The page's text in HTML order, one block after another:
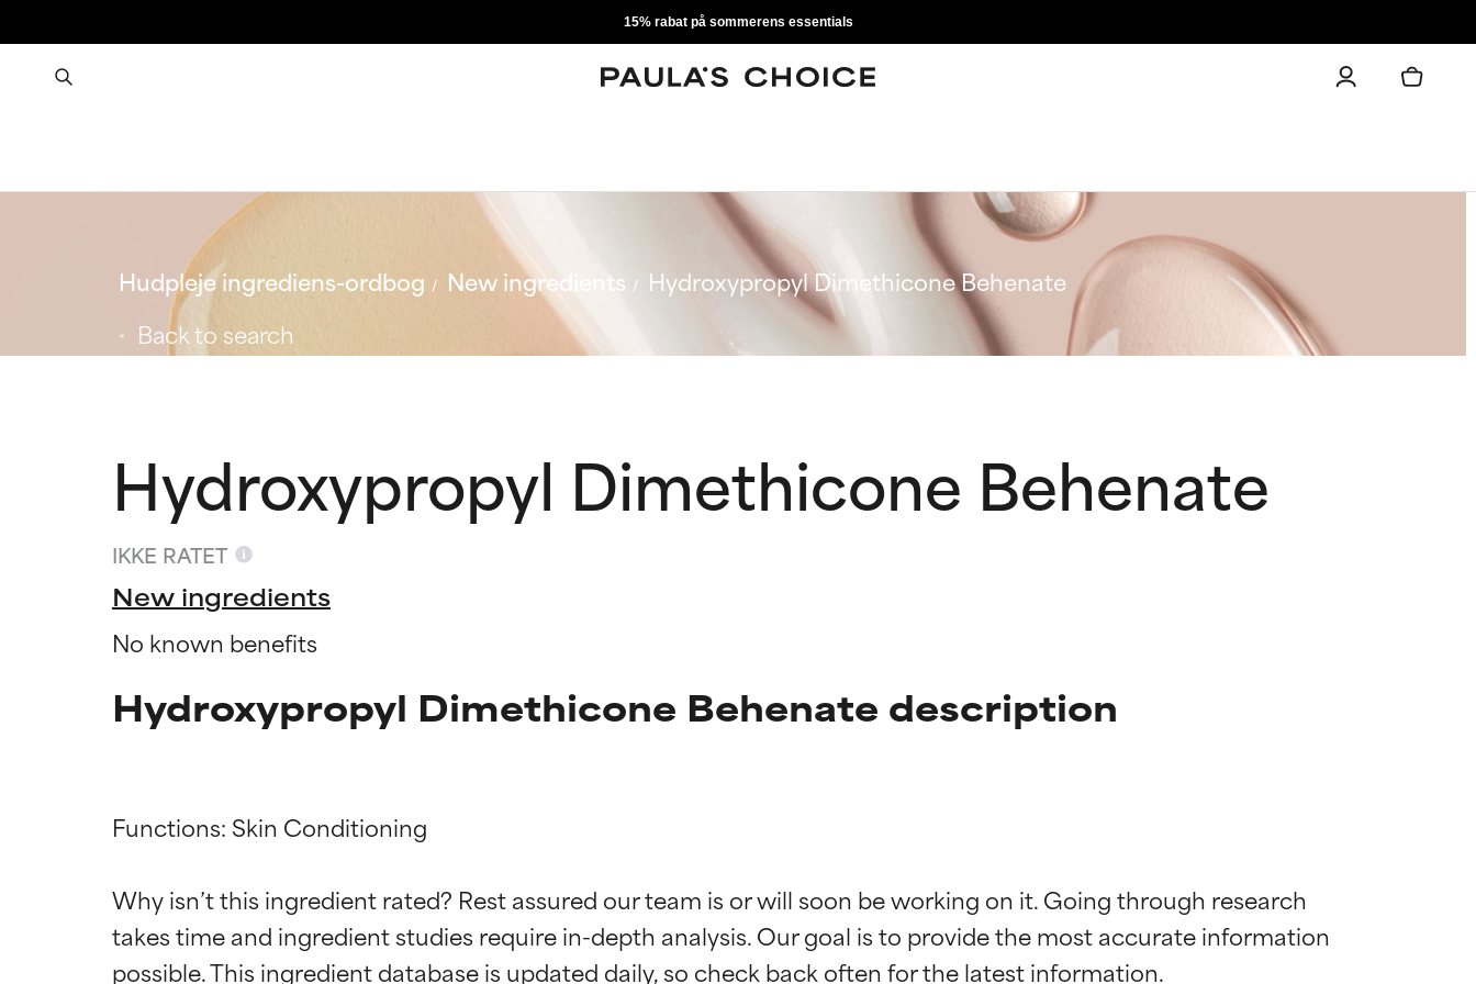
15% rabat på sommerens essentials
Hudpleje ingrediens-ordbog New ingredients
Hydroxypropyl Dimethicone Behenate
Back to search
Hydroxypropyl Dimethicone Behenate
IKKE RATET
New ingredients
No known benefits
Hydroxypropyl Dimethicone Behenate description
Functions: Skin Conditioning
Why isn’t this ingredient rated? Rest assured our team is or will soon be working on it. Going through research
takes time and ingredient studies require in-depth analysis. Our goal is to provide the most accurate information
Ratings af ingredienser
BEDST
Ratings af ingredienser
BEDST